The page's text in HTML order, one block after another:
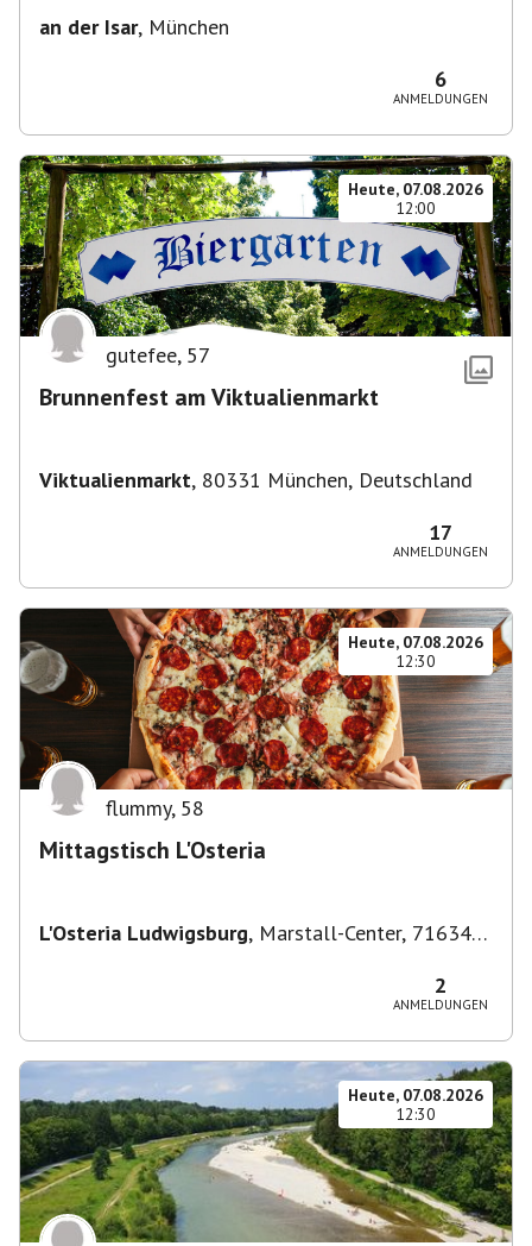
an der Isar, München
6
ANMELDUNGEN
Heute, 07.08.2026
12:00
gutefee, 57
Brunnenfest am Viktualienmarkt
Viktualienmarkt, 80331 München, Deutschland
17
ANMELDUNGEN
Heute, 07.08.2026
12:30
flummy, 58
Mittagstisch L'Osteria
L'Osteria Ludwigsburg, Marstall-Center, 71634
2
ANMELDUNGEN
Heute, 07.08.2026
12:30